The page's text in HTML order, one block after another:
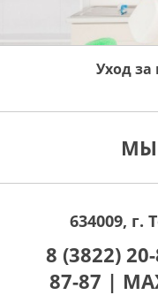
Уход
МЫ
634009, г.
8 (3822)
87-87 |